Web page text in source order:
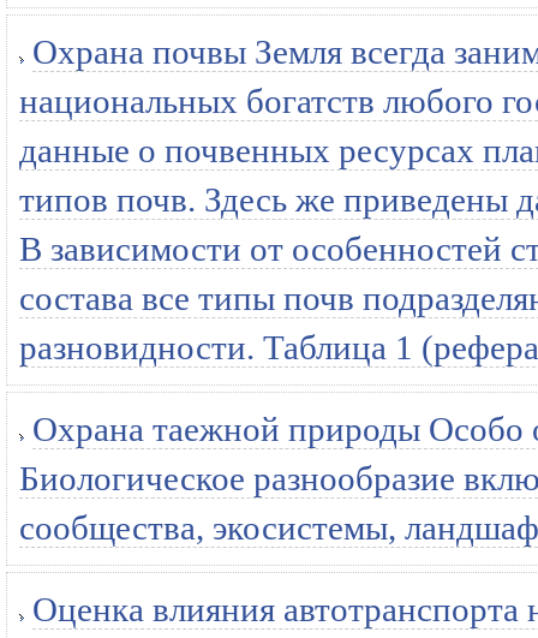
Охрана почвы Земля всегда
национальных богатств любого
данные о почвенных ресурсах
типов почв. Здесь же приведены
В зависимости от особенностей
состава все типы почв
разновидности. Таблица 1
Охрана таежной природы Особо
Биологическое разнообразие
сообщества, экосистемы,
Оценка влияния